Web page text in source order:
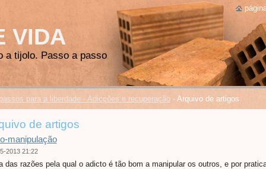
VIDA
a tijolo. Passo a passo
para a liberdade - Adicções e recuperação - Arquivo de artigos
de artigos
manipulação
2013 21:22
das razões pela qual o adicto é tão bom a manipular os outros, e por